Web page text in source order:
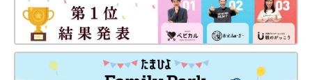
離乳食レシピについて
●レシピは1回分が基本です。
●材料は、2019年通知の厚生労働省策定「授乳
・離乳の支援ガイ